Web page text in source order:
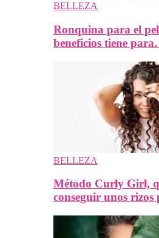
BELLEZA
Ronquina para el
beneficios tiene
BELLEZA
Método Curly Girl,
conseguir unos rizos